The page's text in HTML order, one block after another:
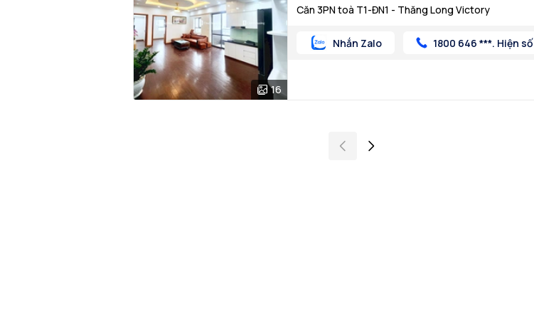
16
Căn 3PN toà T1-ĐN1 - Thăng Long Victory
Nhắn Zalo 1800 646 ***. Hiện số